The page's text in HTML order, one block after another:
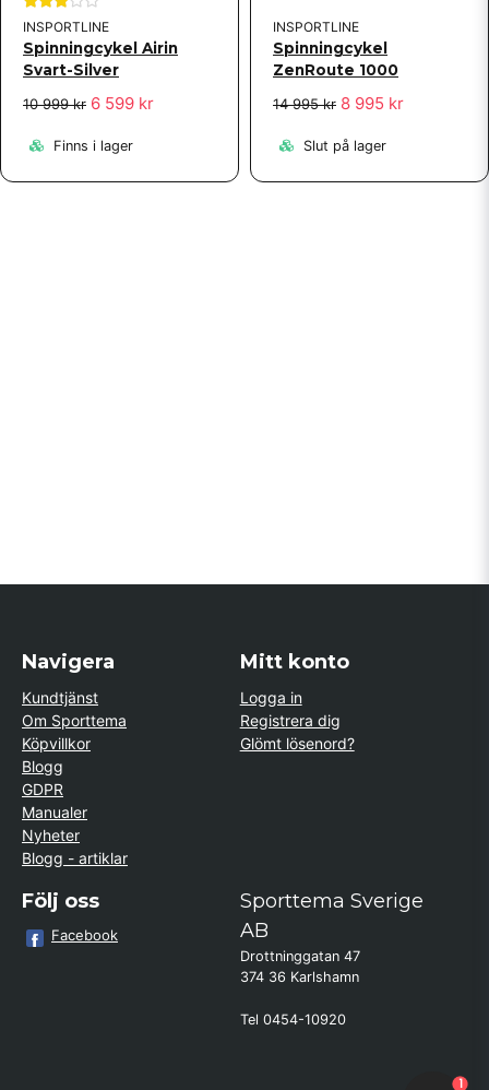
INSPORTLINE
Spinningcykel Airin
Svart-Silver
10 999 kr 6 599 kr
Finns i lager
INSPORTLINE
Spinningcykel
ZenRoute 1000
14 995 kr 8 995 kr
Slut på lager
Navigera
Kundtjänst
Om Sporttema
Köpvillkor
Blogg
GDPR
Manualer
Nyheter
Blogg - artiklar
Mitt konto
Logga in
Registrera dig
Glömt lösenord?
Följ oss
Facebook
Sporttema Sverige
AB
Drottninggatan 47
374 36 Karlshamn
Tel 0454-10920
1